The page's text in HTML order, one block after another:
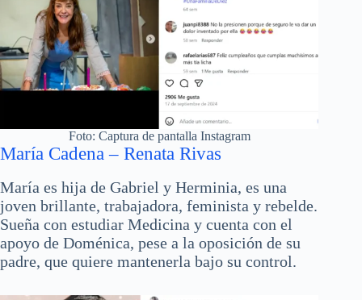
Foto: Captura de pantalla Instagram
María Cadena – Renata Rivas
María es hija de Gabriel y Herminia, es una
joven brillante, trabajadora, feminista y rebelde.
Sueña con estudiar Medicina y cuenta con el
apoyo de Doménica, pese a la oposición de su
padre, que quiere mantenerla bajo su control.